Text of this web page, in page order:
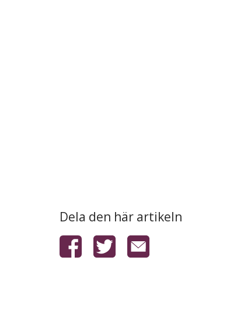
Dela den här artikeln